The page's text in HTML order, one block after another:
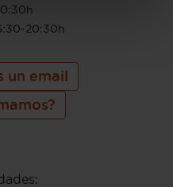
20:30h
un email
: